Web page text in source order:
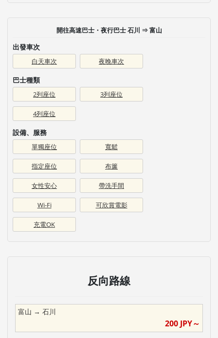
開往高速巴士・夜行巴士 石川 ⇒ 富山
出發車次
白天車次 夜晚車次
巴士種類
2列座位 3列座位
4列座位
設備、服務
單獨座位 寬鬆
指定座位 布簾
女性安心 帶洗手間
Wi-Fi 可欣賞電影
充電OK
反向路線
富山 → 石川
200 JPY～